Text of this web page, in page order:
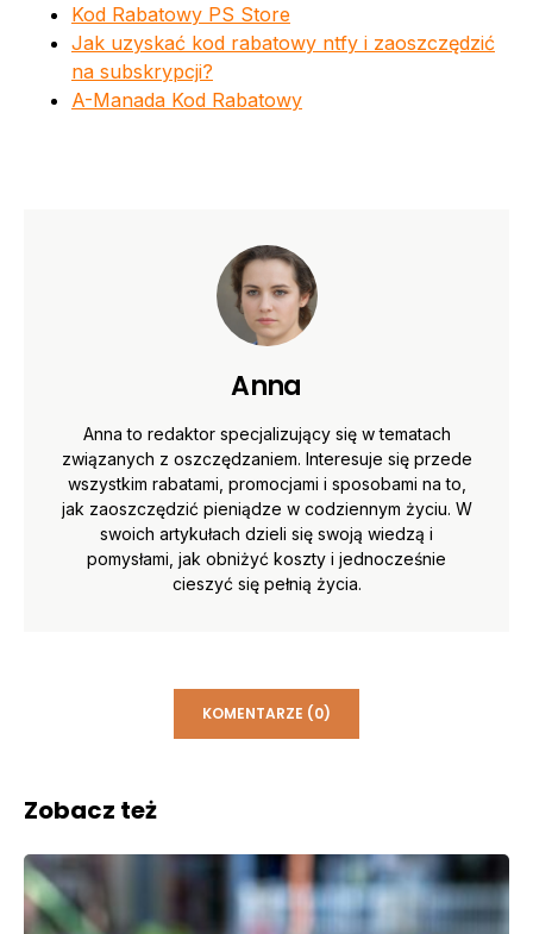
Kod Rabatowy PS Store
Jak uzyskać kod rabatowy ntfy i zaoszczędzić
na subskrypcji?
A-Manada Kod Rabatowy
Anna
Anna to redaktor specjalizujący się w tematach
związanych z oszczędzaniem. Interesuje się przede
wszystkim rabatami, promocjami i sposobami na to,
jak zaoszczędzić pieniądze w codziennym życiu. W
swoich artykułach dzieli się swoją wiedzą i
pomysłami, jak obniżyć koszty i jednocześnie
cieszyć się pełnią życia.
KOMENTARZE (0)
Zobacz też